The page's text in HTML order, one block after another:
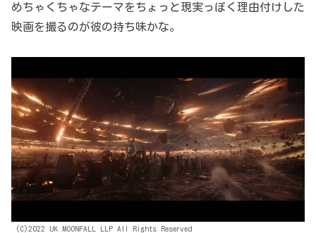
めちゃくちゃなテーマをちょっと現実っぽく理由付けした
映画を撮るのが彼の持ち味かな。
(C)2022 UK MOONFALL LLP All Rights Reserved